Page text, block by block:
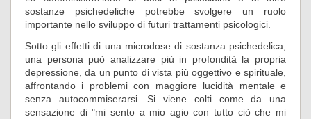
sostanze psichedeliche potrebbe svolgere un ruolo
importante nello sviluppo di futuri trattamenti psicologici.
Sotto gli effetti di una microdose di sostanza psichedelica,
una persona può analizzare più in profondità la propria
depressione, da un punto di vista più oggettivo e spirituale,
affrontando i problemi con maggiore lucidità mentale e
senza autocommiserarsi. Si viene colti come da una
sensazione di "mi sento a mio agio con tutto ciò che mi